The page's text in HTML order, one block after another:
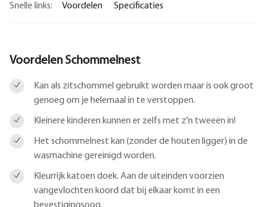
Snelle links: Voordelen Specificaties
Voordelen Schommelnest
Kan als zitschommel gebruikt worden maar is ook groot
genoeg om je helemaal in te verstoppen.
Kleinere kinderen kunnen er zelfs met z'n tweeën in!
Het schommelnest kan (zonder de houten ligger) in de
wasmachine gereinigd worden.
Kleurrijk katoen doek. Aan de uiteinden voorzien
vangevlochten koord dat bij elkaar komt in een
bevestigingsoog.